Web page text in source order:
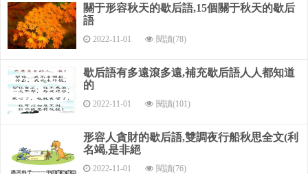
諸葛亮三氣周瑜---略使小技
諸葛亮戴相帽---大事已然
諸葛亮招親---才重于貌
諸葛亮丟了荷包---沒有計了
諸葛亮借雕翎---少箭（見）
諸葛亮坐西城---故弄玄虛
關于形容秋天的歇后語,15個關于秋天的歇后
語
2022-11-01 閱讀(78)
歇后語有多遠滾多遠,補充歇后語人人都知道
的
2022-11-01 閱讀(101)
形容人貪財的歇后語,雙調夜行船秋思全文(利
名竭,是非絕
2022-11-01 閱讀(76)